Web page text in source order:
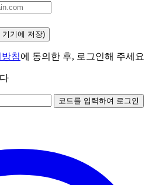
기기에 저장)
침에 동의한 후, 로그인해 주세요
코드를 입력하여 로그인